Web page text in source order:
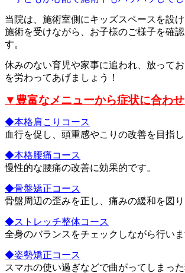
当院は、施術室側にキッズスペースを設け
施術を受けながら、お子様のご様子を確
す。
休みのない育児や家事に追われ、放って
を労わってあげましょう！
▼豊富なメニューから症状に合わせ
◆本格肩こりコース
血行を促し、頭重感やこりの改善を目指し
◆本格腰痛コース
慢性的な腰痛の改善に効果的です。
◆骨盤矯正コース
骨盤周辺の歪みを正し、痛みの緩和を図
◆ストレッチ整体コース
全身のバランスをチェックしながら行い
◆姿勢矯正コース
スマホの使い過ぎなどで曲がってしまっ